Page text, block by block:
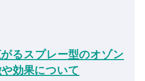
るスプレー型のオゾン
効果について